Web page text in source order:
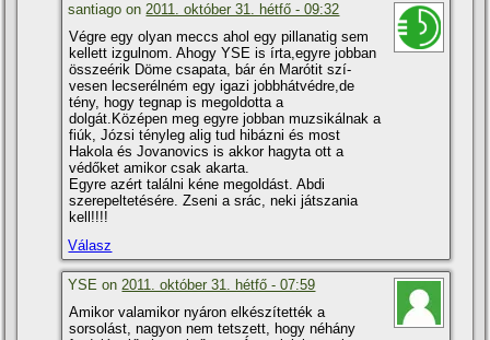
santiago on2011. október 31. hétfő - 09:32
Végre egy olyan meccs ahol egy pillanatig sem
kellett izgulnom. Ahogy YSE is í­rta,egyre jobban
összeérik Döme csapata, bár én Marótit szí­
vesen lecserélném egy igazi jobbhátvédre,de
tény, hogy tegnap is megoldotta a
dolgát.Középen meg egyre jobban muzsikálnak a
fiúk, Józsi tényleg alig tud hibázni és most
Hakola és Jovanovics is akkor hagyta ott a
védőket amikor csak akarta.
Egyre azért találni kéne megoldást. Abdi
szerepeltetésére. Zseni a srác, neki játszania
kell!!!!
Válasz
YSE on2011. október 31. hétfő - 07:59
Amikor valamikor nyáron elkészí­tették a
sorsolást, nagyon nem tetszett, hogy néhány